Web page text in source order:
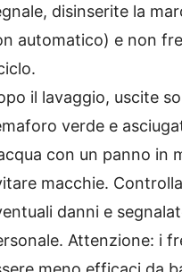
disinserite la
automatico) e non
il lavaggio, uscite
verde e
con un panno in
macchie.
danni e
Attenzione: i